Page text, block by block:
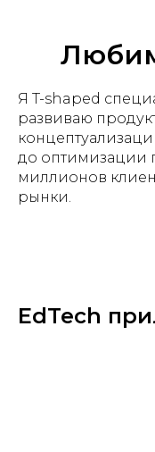
Я T-shaped
развиваю
до оптимизации
миллионов
рынки.
EdTech